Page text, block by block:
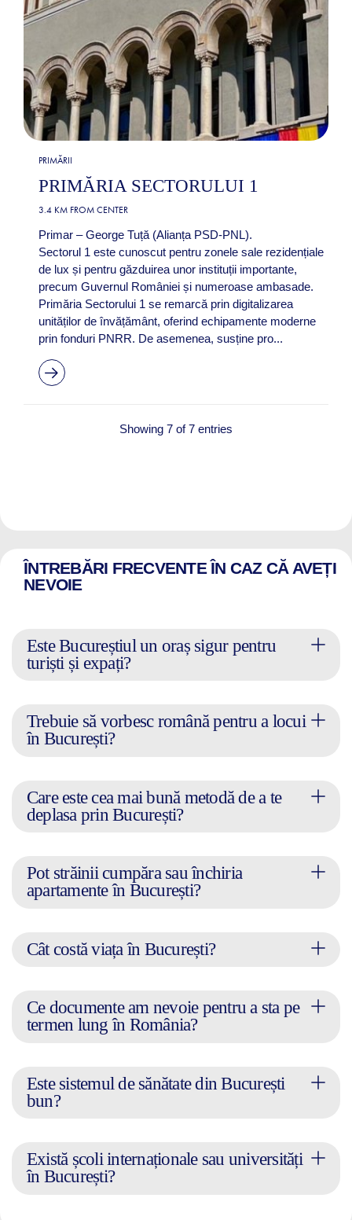
PRIMĂRII
PRIMĂRIA SECTORULUI 1
3.4 KM FROM CENTER
Primar – George Tuță (Alianța PSD-PNL).
Sectorul 1 este cunoscut pentru zonele sale rezidențiale
de lux și pentru găzduirea unor instituții importante,
precum Guvernul României și numeroase ambasade.
Primăria Sectorului 1 se remarcă prin digitalizarea
unităților de învățământ, oferind echipamente moderne
prin fonduri PNRR. De asemenea, susține pro...
Showing 7 of 7 entries
ÎNTREBĂRI FRECVENTE ÎN CAZ CĂ AVEȚI
NEVOIE
Este Bucureștiul un oraș sigur pentru
turiști și expați?
Trebuie să vorbesc română pentru a locui
în București?
Care este cea mai bună metodă de a te
deplasa prin București?
Pot străinii cumpăra sau închiria
apartamente în București?
Cât costă viața în București?
Ce documente am nevoie pentru a sta pe
termen lung în România?
Este sistemul de sănătate din București
bun?
Există școli internaționale sau universități
în București?